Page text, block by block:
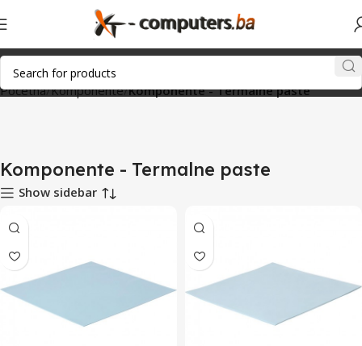
Početna Komponente Komponente - Termalne paste
Komponente - Termalne paste
Show sidebar